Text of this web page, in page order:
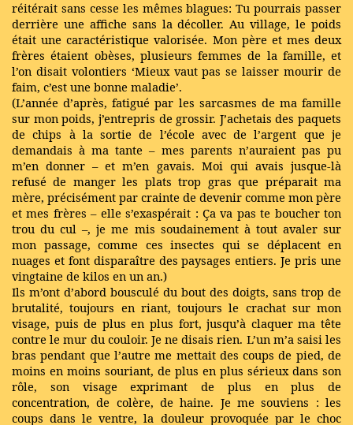
réitérait sans cesse les mêmes blagues: Tu pourrais passer
derrière une affiche sans la décoller. Au village, le poids
était une caractéristique valorisée. Mon père et mes deux
frères étaient obèses, plusieurs femmes de la famille, et
l’on disait volontiers ‘Mieux vaut pas se laisser mourir de
faim, c’est une bonne maladie’.
(L’année d’après, fatigué par les sarcasmes de ma famille
sur mon poids, j’entrepris de grossir. J’achetais des paquets
de chips à la sortie de l’école avec de l’argent que je
demandais à ma tante – mes parents n’auraient pas pu
m’en donner – et m’en gavais. Moi qui avais jusque-là
refusé de manger les plats trop gras que préparait ma
mère, précisément par crainte de devenir comme mon père
et mes frères – elle s’exaspérait : Ça va pas te boucher ton
trou du cul –, je me mis soudainement à tout avaler sur
mon passage, comme ces insectes qui se déplacent en
nuages et font disparaître des paysages entiers. Je pris une
vingtaine de kilos en un an.)
Ils m’ont d’abord bousculé du bout des doigts, sans trop de
brutalité, toujours en riant, toujours le crachat sur mon
visage, puis de plus en plus fort, jusqu’à claquer ma tête
contre le mur du couloir. Je ne disais rien. L’un m’a saisi les
bras pendant que l’autre me mettait des coups de pied, de
moins en moins souriant, de plus en plus sérieux dans son
rôle, son visage exprimant de plus en plus de
concentration, de colère, de haine. Je me souviens : les
coups dans le ventre, la douleur provoquée par le choc